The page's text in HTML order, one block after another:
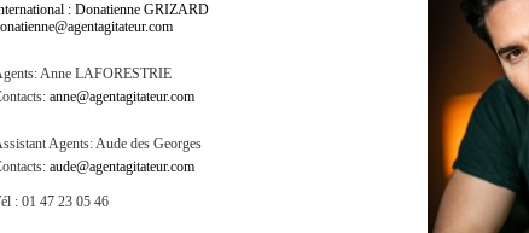
: Donatienne GRIZARD
Anne LAFORESTRIE
anne@agentagitateur.com
Agents:Aude des Georges
aude@agentagitateur.com
: 01 47 23 05 46